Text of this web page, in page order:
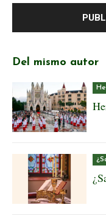
Del mismo autor